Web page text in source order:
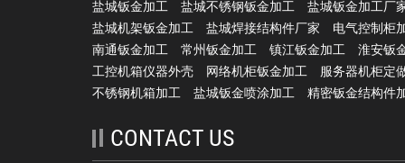
盐城钣金加工 盐城不锈钢钣金加工
盐城钣金加工厂
盐城机架钣金加工
盐城焊接结构件厂家
电气控制柜
南通钣金加工
常州钣金加工 镇江钣金加工
淮安钣
工控机箱仪器外壳
网络机柜钣金加工
服务器机柜定
不锈钢机箱加工
盐城钣金喷涂加工 精密钣金结构件
CONTACT US